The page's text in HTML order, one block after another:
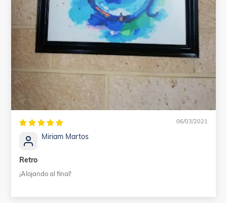
06/03/2021
Miriam Martos
Retro
¡Alojando al final!